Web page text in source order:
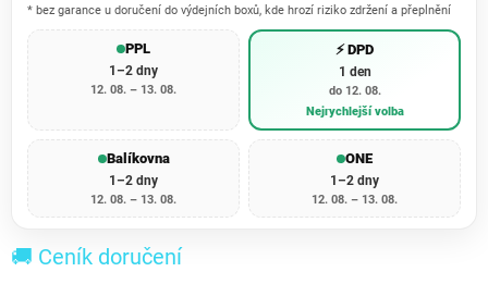
* bez garance u doručení do výdejních boxů, kde hrozí riziko zdržení a přeplnění
PPL
1–2 dny
12. 08. – 13. 08.
⚡ DPD
1 den
do 12. 08.
Nejrychlejší volba
Balíkovna
1–2 dny
12. 08. – 13. 08.
ONE
1–2 dny
12. 08. – 13. 08.
🚚 Ceník doručení